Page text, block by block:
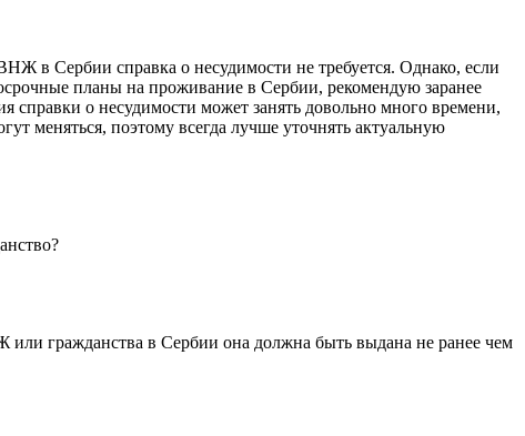
в Сербии справка о несудимости не требуется. Однако, если
планы на проживание в Сербии, рекомендую заранее
справки о несудимости может занять довольно много времени,
меняться, поэтому всегда лучше уточнять актуальную
гражданства в Сербии она должна быть выдана не ранее чем